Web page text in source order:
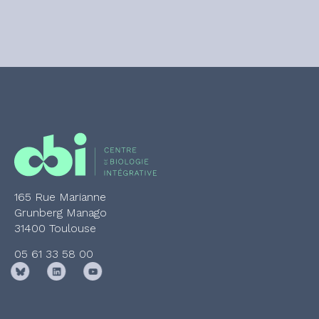
165 Rue Marianne
Grunberg Manago
31400 Toulouse
05 61 33 58 00